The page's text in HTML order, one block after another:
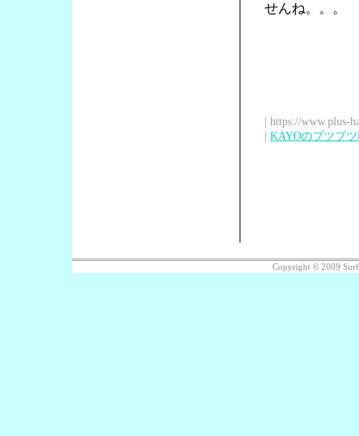
せんね。。。
| https://www.plus-
| KAYOのブツブ
Copyright © 2009